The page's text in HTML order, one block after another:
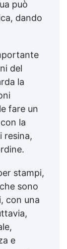
può
dando
del
la
fare un
la
resina,
stampi,
sono
con una
e